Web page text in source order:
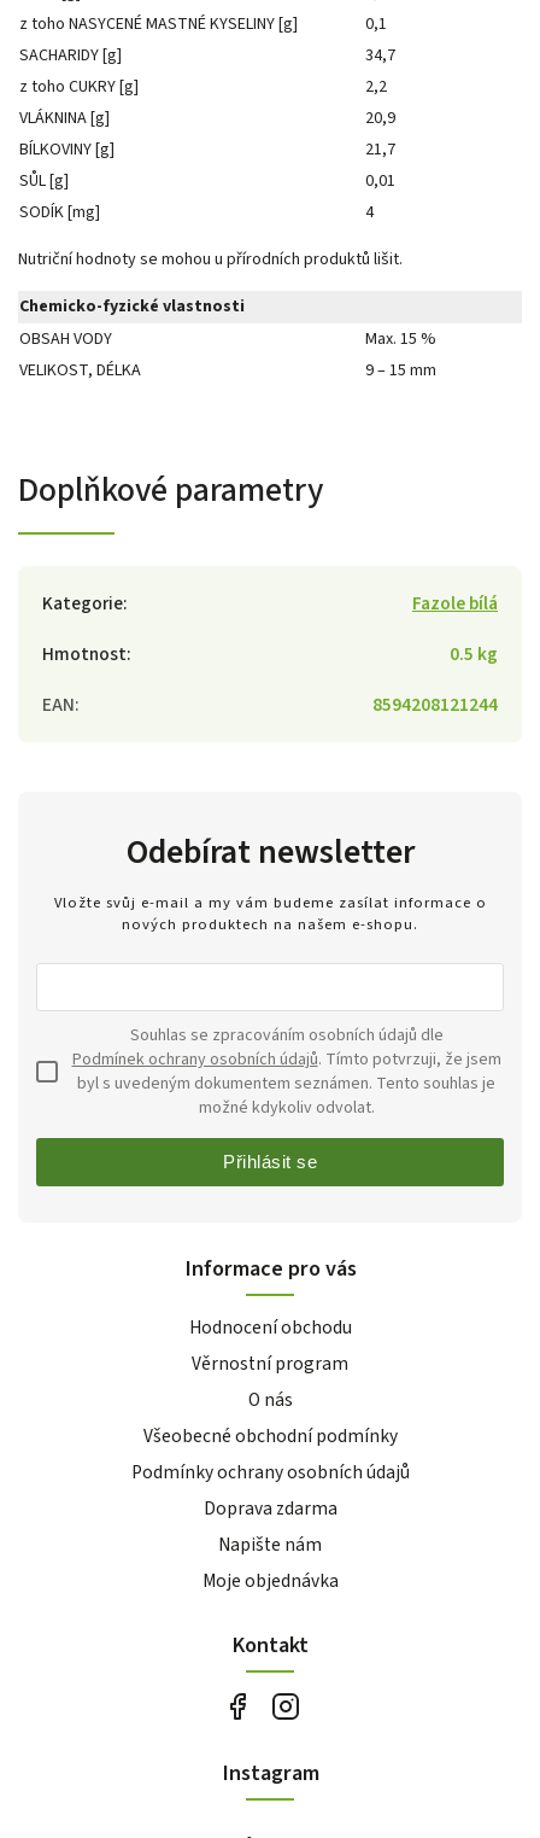
z toho NASYCENÉ MASTNÉ KYSELINY [g]
0,1
SACHARIDY [g]
34,7
z toho CUKRY [g]
2,2
VLÁKNINA [g]
20,9
BÍLKOVINY [g]
21,7
SŮL [g]
0,01
SODÍK [mg]
4
Nutriční hodnoty se mohou u přírodních produktů lišit.
Chemicko-fyzické vlastnosti
OBSAH VODY
Max. 15 %
VELIKOST, DÉLKA
9 – 15 mm
Doplňkové parametry
Kategorie:
Fazole bílá
Hmotnost:
0.5 kg
EAN: 8594208121244
Odebírat newsletter
Vložte svůj e-mail a my vám budeme zasílat informace o
nových produktech na našem e-shopu.
Podmínek ochrany osobních údajů. Tímto potvrzuji, že jsem
byl s uvedeným dokumentem seznámen. Tento souhlas je
možné kdykoliv odvolat.
Přihlásit se
Informace pro vás
Hodnocení obchodu
Věrnostní program
O nás
Všeobecné obchodní podmínky
Podmínky ochrany osobních údajů
Doprava zdarma
Napište nám
Moje objednávka
Kontakt
Instagram